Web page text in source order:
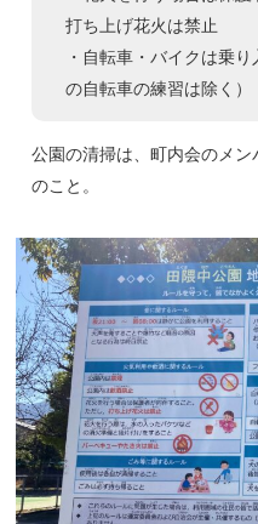
打ち上げ花火は禁止
・自転車・バイクは乗
の自転車の練習は除く）
公園の清掃は、町内会のメ
のこと。